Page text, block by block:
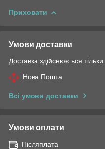
Приховати
Умови доставки
Доставка здійснюється
Нова Пошта
Всі умови доставки
Умови оплати
Післяплата